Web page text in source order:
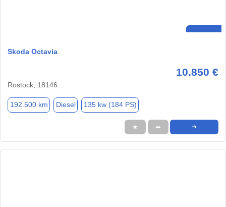
Skoda Octavia
10.850 €
Rostock, 18146
192.500 km Diesel 135 kw (184 PS)
★ ➦ ➜